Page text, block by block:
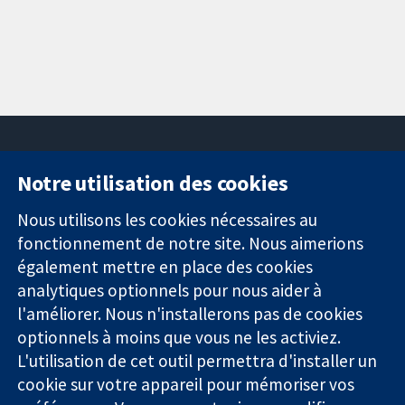
Des données
probantes.
Des décisions
éclairées.
Une meilleure
santé.
11-13 Cavendish
Square
Londres
W1G0AN
Royaume-Uni
nous
Actualités
Service de
presse
Qui sommes-
nous
Offres
d'emploi
Library
Notre utilisation des cookies
Nous utilisons les cookies nécessaires au
fonctionnement de notre site. Nous aimerions
également mettre en place des cookies
analytiques optionnels pour nous aider à
l'améliorer. Nous n'installerons pas de cookies
optionnels à moins que vous ne les activiez.
L'utilisation de cet outil permettra d'installer un
cookie sur votre appareil pour mémoriser vos